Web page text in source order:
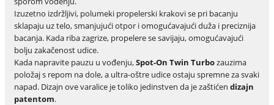
Izuzetno izdržljivi, polumeki propelerski krakovi se pri bacanju
sklapaju uz telo, smanjujući otpor i omogućavajući duža i preciznija
bacanja. Kada riba zagrize, propelere se savijaju, omogućavajući
bolju zakačenost udice.
Kada napravite pauzu u vođenju,Spot-On Twin Turbozauzima
položaj s repom na dole, a ultra-oštre udice ostaju spremne za svaki
napad. Dizajn ove varalice je toliko jedinstven da je zaštićen dizajn
patentom.